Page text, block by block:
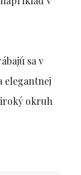
sa v
elegantnej
okruh